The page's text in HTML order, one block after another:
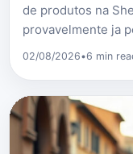
de produtos na
provavelmente ja
02/08/2026•6 min